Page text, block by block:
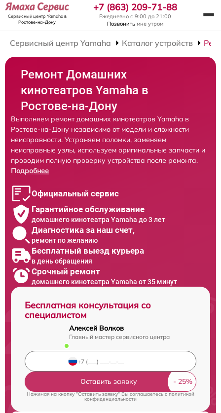
Сервисный центр Yamahaв
Ростове-на-Дону
+7 (863) 209-71-88
Ежедневно с 9:00 до 21:00
Позвонить мне утром
Сервисный центр Yamaha Каталог устройств
Ремонт Домашних
кинотеатров Yamaha в
Ростове-на-Дону
Выполняем ремонт домашних кинотеатров Yamaha в
Ростове-на-Дону независимо от модели и сложности
неисправности. Устраняем поломки, заменяем
неисправные узлы, используем оригинальные запчасти и
проводим полную проверку устройства после ремонта.
Подробнее
Официальный сервис
Гарантийное обслуживание
домашнего кинотеатра Yamaha до 3 лет
Диагностика за наш счет,
ремонт по желанию
Бесплатный выезд курьера
в день обращения
Срочный ремонт
домашнего кинотеатра Yamaha от 35 минут
Бесплатная консультация со
специалистом
Алексей Волков
Главный мастер сервисного центра
Оставить заявку
Нажимая на кнопку "Оставить заявку" Вы соглашаетесь cполитикой
конфиденциальности